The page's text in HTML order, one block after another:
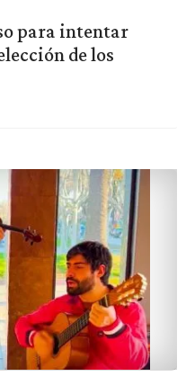
para intentar
de los